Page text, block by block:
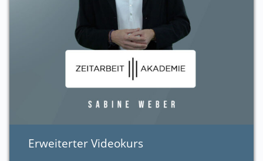
Erweiterter Videokurs